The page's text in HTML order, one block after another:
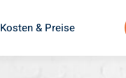
Kosten & Preise